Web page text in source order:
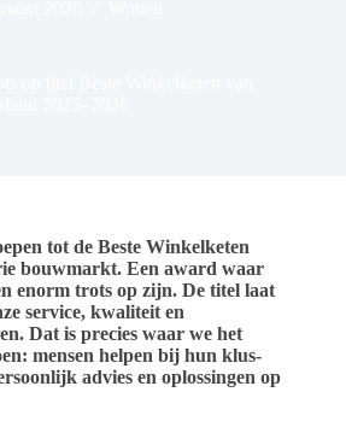
tot de Beste Winkelketen
bouwmarkt. Een award waar
enorm trots op zijn. De titel laat
service, kwaliteit en
Dat is precies waar we het
mensen helpen bij hun klus-
advies en oplossingen op